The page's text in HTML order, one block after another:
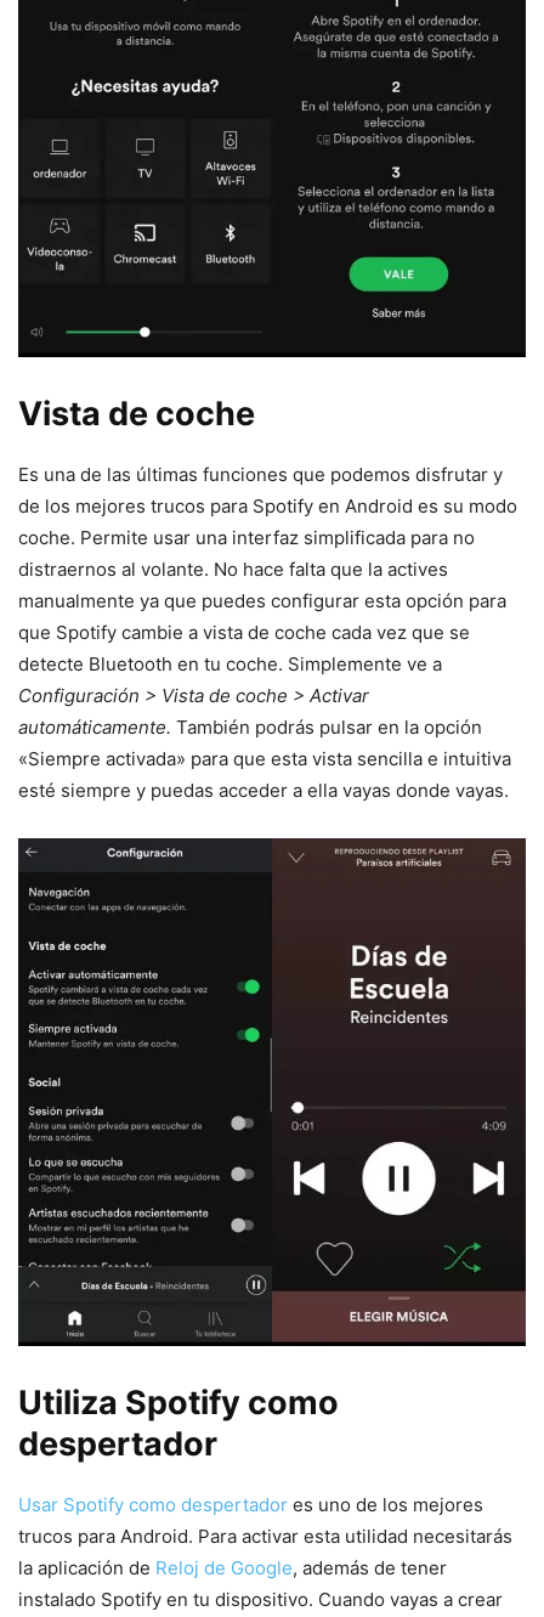
Vista de coche
Es una de las últimas funciones que podemos disfrutar y
de los mejores trucos para Spotify en Android es su modo
coche. Permite usar una interfaz simplificada para no
distraernos al volante. No hace falta que la actives
manualmente ya que puedes configurar esta opción para
que Spotify cambie a vista de coche cada vez que se
detecte Bluetooth en tu coche. Simplemente ve a
Configuración > Vista de coche > Activar
automáticamente. También podrás pulsar en la opción
«Siempre activada» para que esta vista sencilla e intuitiva
esté siempre y puedas acceder a ella vayas donde vayas.
Utiliza Spotify como
despertador
Usar Spotify como despertador es uno de los mejores
trucos para Android. Para activar esta utilidad necesitarás
la aplicación de Reloj de Google, además de tener
instalado Spotify en tu dispositivo. Cuando vayas a crear